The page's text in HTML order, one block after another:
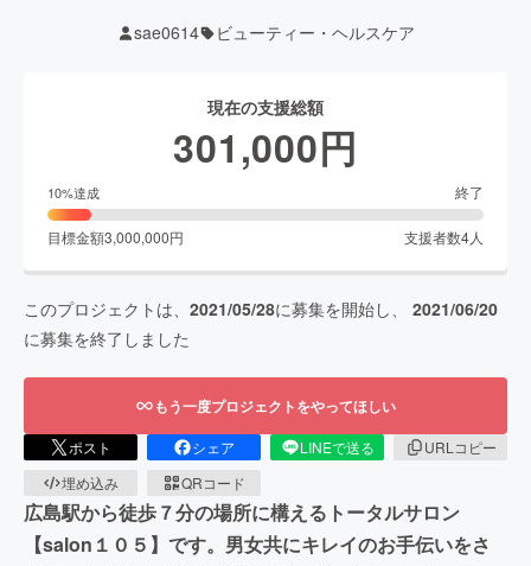
sae0614 ビューティー・ヘルスケア
現在の支援総額
301,000円
10%達成 終了
目標金額3,000,000円 支援者数4人
このプロジェクトは、 2021/05/28に募集を開始し、 2021/06/20
に募集を終了しました
もう一度プロジェクトをやってほしい
ポスト シェア LINEで送る
URLコピー
埋め込み
QRコード
広島駅から徒歩７分の場所に構えるトータルサロン
【salon１０５】です。男女共にキレイのお手伝いをさ